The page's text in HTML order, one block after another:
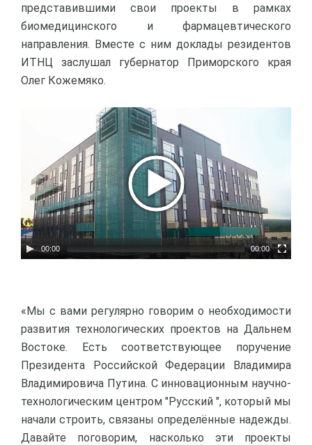
представившими свои проекты в рамках
биомедицинского и фармацевтического
направления. Вместе с ним доклады резидентов
ИТНЦ заслушал губернатор Приморского края
Олег Кожемяко.
00:00 00:00
«Мы с вами регулярно говорим о необходимости
развития технологических проектов на Дальнем
Востоке. Есть соответствующее поручение
Президента Российской Федерации Владимира
Владимировича Путина. С инновационным научно-
технологическим центром "Русский ", который мы
начали строить, связаны определённые надежды.
Давайте поговорим, насколько эти проекты